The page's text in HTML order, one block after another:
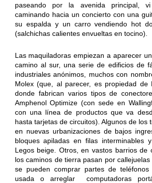
paseando por la avenida principal,
caminando hacia un concierto con una
su espalda y un carro vendiendo hot
(salchichas calientes envueltas en tocino).
Las maquiladoras empiezan a aparecer
camino al sur, una serie de edificios de
industriales anónimos, muchos con
Molex (que, al parecer, es propiedad de
donde fabrican varios tipos de
Amphenol Optimize (con sede en
con una línea de productos que va
hasta tarjetas de circuitos). Algunos de los
en nuevas urbanizaciones de bajos
bloques apiladas en filas interminables
Legos beige. Otros, en vastos barrios de
los caminos de tierra pasan por
se pueden comprar partes de
usada o arreglar computadoras